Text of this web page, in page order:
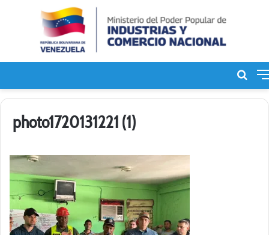
de
photo1720131221 (1)